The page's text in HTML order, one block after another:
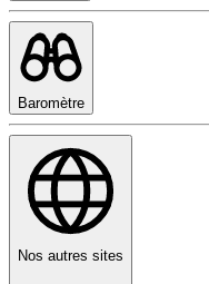
Baromètre
Nos autres sites